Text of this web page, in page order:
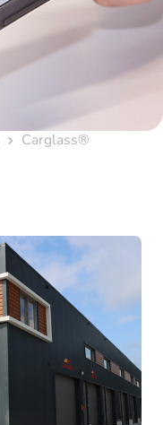
Carglass®